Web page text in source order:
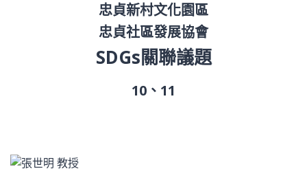
忠貞新村文化園區
忠貞社區發展協會
SDGs關聯議題
10、11